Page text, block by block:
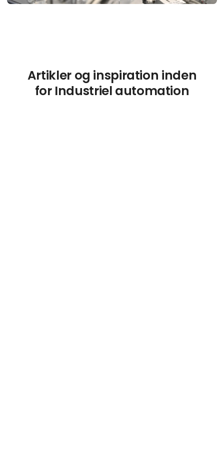
Artikler og inspiration inden
for Industriel automation